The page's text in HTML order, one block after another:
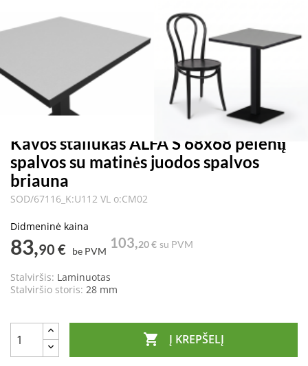
Kavos staliukas ALFA S 68x68 pelenų
spalvos su matinės juodos spalvos
briauna
SOD/67116_K:U112 VL o:CM02
Didmeninė kaina
83,90 € be PVM
103,20 € su PVM
Stalviršis: Laminuotas
Stalviršio storis: 28 mm
 Į KREPŠELĮ